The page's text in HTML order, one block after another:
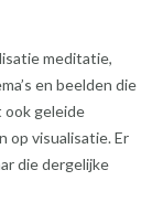
meditatie,
en beelden die
ook geleide
op visualisatie. Er
die dergelijke